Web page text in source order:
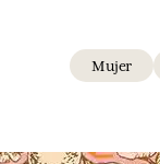
Mujer